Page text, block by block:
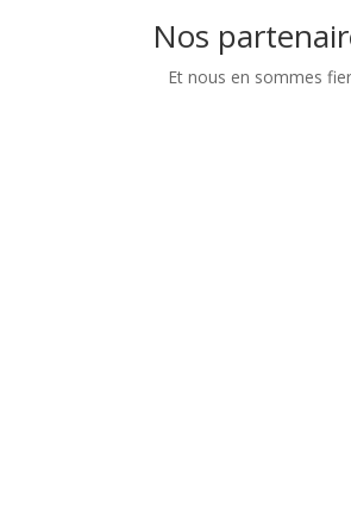
Nos
Et nous en sommes